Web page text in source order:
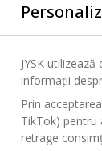
JYSK
informații
Prin
TikTok) pentru
retrage